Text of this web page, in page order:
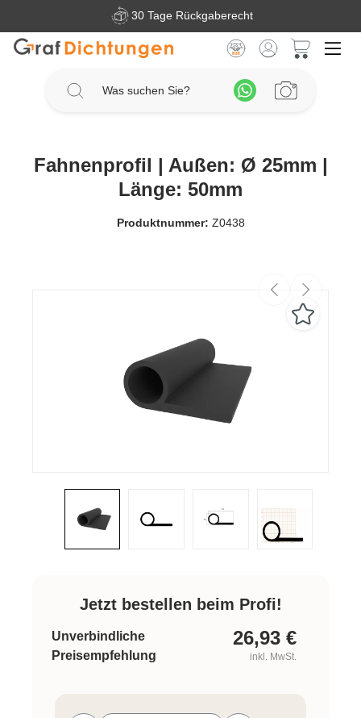
Zum Hauptinhalt springen30 Tage Rückgaberecht
Fahnenprofil | Außen: Ø 25mm |
Länge: 50mm
Produktnummer: Z0438
Jetzt bestellen beim Profi!
Unverbindliche
Preisempfehlung
26,93 €
inkl. MwSt.